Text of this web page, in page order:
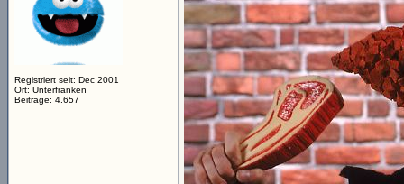
Registriert seit: Dec 2001
Ort: Unterfranken
Beiträge: 4.657